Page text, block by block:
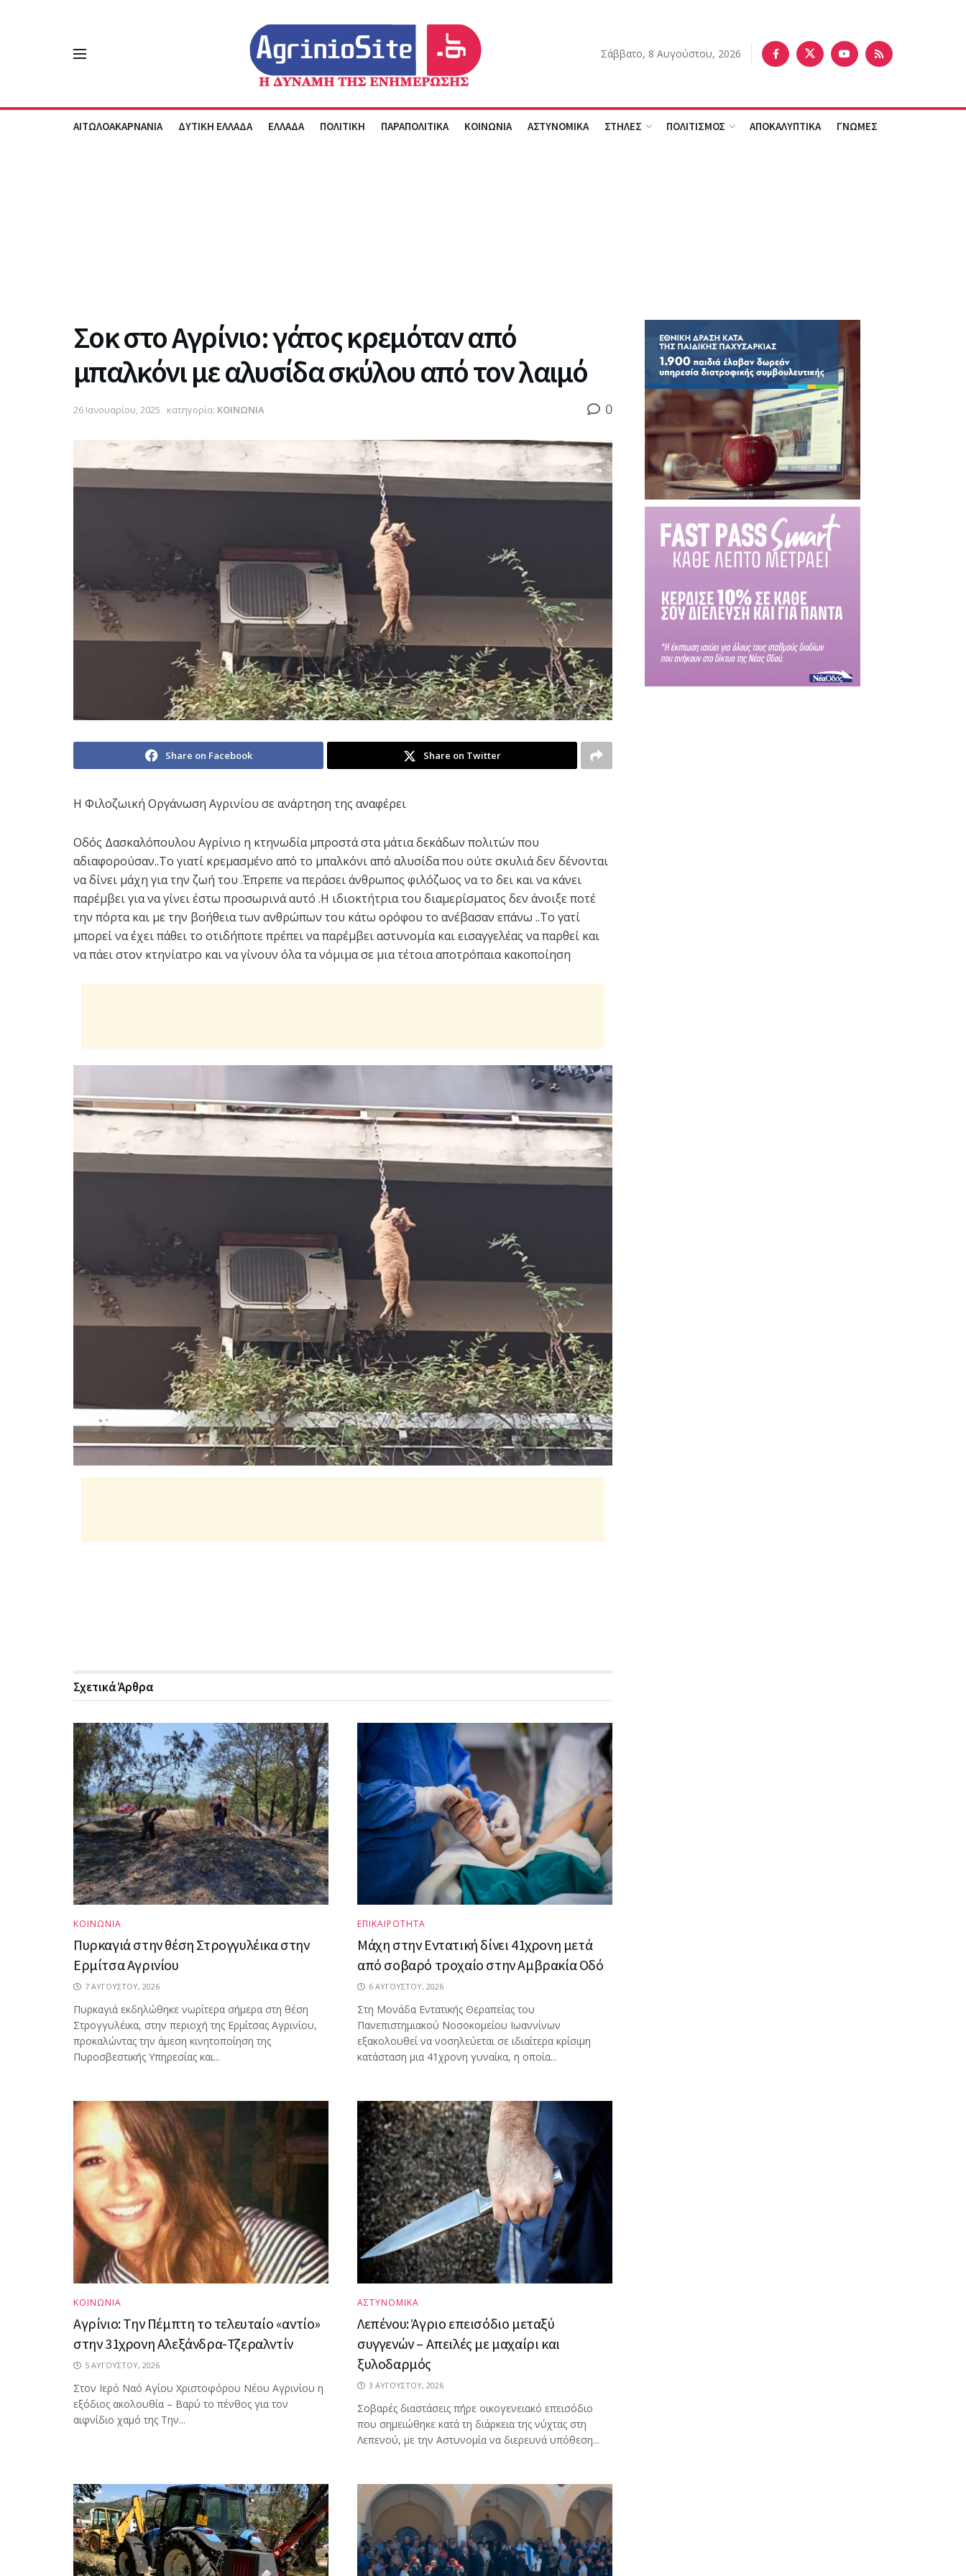
Σάββατο, 8 Αυγούστου, 2026
ΑΙΤΩΛΟΑΚΑΡΝΑΝΙΑ ΔΥΤΙΚΗ ΕΛΛΑΔΑ ΕΛΛΑΔΑ ΠΟΛΙΤΙΚΗ ΠΑΡΑΠΟΛΙΤΙΚΑ ΚΟΙΝΩΝΙΑ ΑΣΤΥΝΟΜΙΚΑ ΣΤΗΛΕΣ ΠΟΛΙΤΙΣΜΟΣ ΑΠΟΚΑΛΥΠΤΙΚΑ ΓΝΩΜΕΣ
Σοκ στο Αγρίνιο: γάτος κρεμόταν από
μπαλκόνι με αλυσίδα σκύλου από τον λαιμό
26 Ιανουαρίου, 2025 κατηγορία: ΚΟΙΝΩΝΙΑ 0
Share on Facebook Share on Twitter
Η Φιλοζωική Οργάνωση Αγρινίου σε ανάρτηση της αναφέρει
Οδός Δασκαλόπουλου Αγρίνιο η κτηνωδία μπροστά στα μάτια δεκάδων πολιτών που
αδιαφορούσαν..Το γιατί κρεμασμένο από το μπαλκόνι από αλυσίδα που ούτε σκυλιά δεν δένονται
να δίνει μάχη για την ζωή του .Έπρεπε να περάσει άνθρωπος φιλόζωος να το δει και να κάνει
παρέμβει για να γίνει έστω προσωρινά αυτό .Η ιδιοκτήτρια του διαμερίσματος δεν άνοιξε ποτέ
την πόρτα και με την βοήθεια των ανθρώπων του κάτω ορόφου το ανέβασαν επάνω ..Το γατί
μπορεί να έχει πάθει το οτιδήποτε πρέπει να παρέμβει αστυνομία και εισαγγελέας να παρθεί και
να πάει στον κτηνίατρο και να γίνουν όλα τα νόμιμα σε μια τέτοια αποτρόπαια κακοποίηση
ΣχετικάΆρθρα
ΚΟΙΝΩΝΙΑ
Πυρκαγιά στην θέση Στρογγυλέικα στην
Ερμίτσα Αγρινίου
7 ΑΥΓΟΎΣΤΟΥ, 2026
Πυρκαγιά εκδηλώθηκε νωρίτερα σήμερα στη θέση
Στρογγυλέικα, στην περιοχή της Ερμίτσας Αγρινίου,
προκαλώντας την άμεση κινητοποίηση της
Πυροσβεστικής Υπηρεσίας και...
ΕΠΙΚΑΙΡΟΤΗΤΑ
Μάχη στην Εντατική δίνει 41χρονη μετά
από σοβαρό τροχαίο στην Αμβρακία Οδό
6 ΑΥΓΟΎΣΤΟΥ, 2026
Στη Μονάδα Εντατικής Θεραπείας του
Πανεπιστημιακού Νοσοκομείου Ιωαννίνων
εξακολουθεί να νοσηλεύεται σε ιδιαίτερα κρίσιμη
κατάσταση μια 41χρονη γυναίκα, η οποία...
ΚΟΙΝΩΝΙΑ
Αγρίνιο: Την Πέμπτη το τελευταίο «αντίο»
στην 31χρονη Αλεξάνδρα-Τζεραλντίν
5 ΑΥΓΟΎΣΤΟΥ, 2026
Στον Ιερό Ναό Αγίου Χριστοφόρου Νέου Αγρινίου η
εξόδιος ακολουθία – Βαρύ το πένθος για τον
αιφνίδιο χαμό της Την...
ΑΣΤΥΝΟΜΙΚΑ
Λεπένου: Άγριο επεισόδιο μεταξύ
συγγενών – Απειλές με μαχαίρι και
ξυλοδαρμός
3 ΑΥΓΟΎΣΤΟΥ, 2026
Σοβαρές διαστάσεις πήρε οικογενειακό επεισόδιο
που σημειώθηκε κατά τη διάρκεια της νύχτας στη
Λεπενού, με την Αστυνομία να διερευνά υπόθεση...